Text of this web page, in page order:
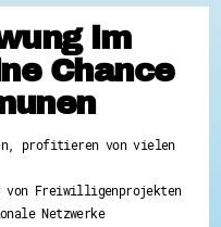
im
Chance
profitieren von vielen
Freiwilligenprojekten
Netzwerke